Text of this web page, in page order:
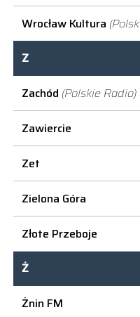
Wrocław Kultura
Z
Zachód (Polskie Radio)
Zawiercie
Zet
Zielona Góra
Złote Przeboje
Ż
Żnin FM